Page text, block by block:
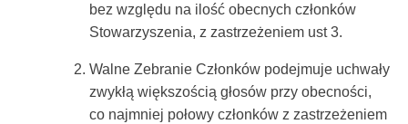
bez względu na ilość obecnych członków
Stowarzyszenia, z zastrzeżeniem ust 3.
Walne Zebranie Członków podejmuje uchwały
zwykłą większością głosów przy obecności,
co najmniej połowy członków z zastrzeżeniem